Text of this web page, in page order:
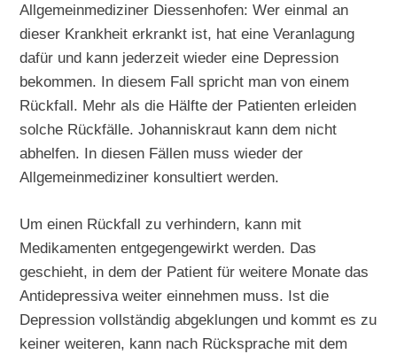
Allgemeinmediziner Diessenhofen: Wer einmal an
dieser Krankheit erkrankt ist, hat eine Veranlagung
dafür und kann jederzeit wieder eine Depression
bekommen. In diesem Fall spricht man von einem
Rückfall. Mehr als die Hälfte der Patienten erleiden
solche Rückfälle. Johanniskraut kann dem nicht
abhelfen. In diesen Fällen muss wieder der
Allgemeinmediziner konsultiert werden.
Um einen Rückfall zu verhindern, kann mit
Medikamenten entgegengewirkt werden. Das
geschieht, in dem der Patient für weitere Monate das
Antidepressiva weiter einnehmen muss. Ist die
Depression vollständig abgeklungen und kommt es zu
keiner weiteren, kann nach Rücksprache mit dem